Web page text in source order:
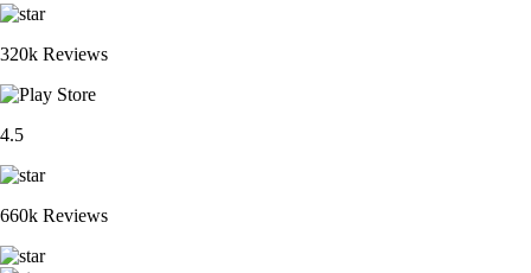
320k Reviews
4.5
660k Reviews